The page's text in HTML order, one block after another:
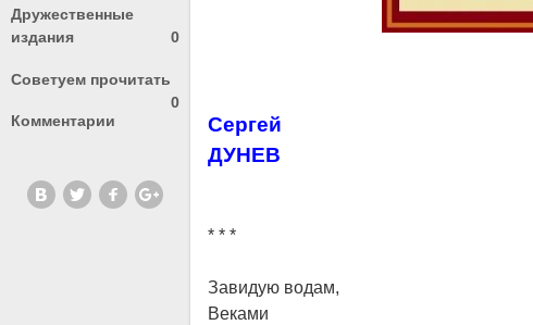
Дружественные
издания
0
Советуем прочитать
0
Комментарии
Сергей
ДУНЕВ
* * *
Завидую водам,
Веками